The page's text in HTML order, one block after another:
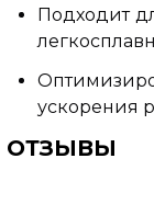
Подходит
ускорения
ОТЗЫВЫ